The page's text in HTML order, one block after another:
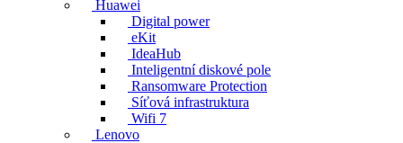
Huawei
Digital power
eKit
IdeaHub
Inteligentní diskové pole
Ransomware Protection
Síťová infrastruktura
Wifi 7
Lenovo